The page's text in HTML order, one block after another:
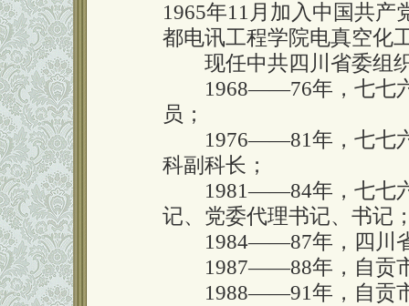
1965年11月加入中国共产
都电讯工程学院电真空化
现任中共四川省委组
1968——76年，七七六
员；
1976——81年，七七六
科副科长；
1981——84年，七七六
记、党委代理书记、书记
1984——87年，四川省
1987——88年，自贡市
1988——91年，自贡